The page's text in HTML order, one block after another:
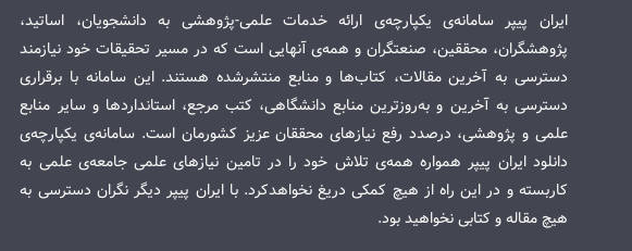
ایران پیپر سامانه‌ی یکپارچه‌ی ارائه خدمات علمی-پژوهشی به دانشجویان، اساتید،
پژوهشگران، محققین، صنعتگران و همه‌ی آنهایی است که در مسیر تحقیقات خود نیازمند
دسترسی به آخرین مقالات، کتاب‌ها و منابع منتشرشده هستند. این سامانه با برقراری
دسترسی به آخرین و به‌روزترین منابع دانشگاهی، کتب مرجع، استانداردها و سایر منابع
علمی و پژوهشی، درصدد رفع نیازهای محققان عزیز کشورمان است. سامانه‌ی یکپارچه‌ی
دانلود ایران پیپر همواره همه‌ی تلاش خود را در تامین نیازهای علمی جامعه‌ی علمی به
کاربسته و در این راه از هیچ کمکی دریغ نخواهدکرد. با ایران پیپر دیگر نگران دسترسی به
هیچ مقاله و کتابی نخواهید بود.